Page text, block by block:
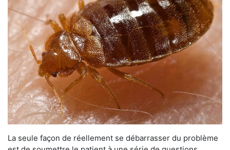
La seule façon de réellement se débarrasser du problème